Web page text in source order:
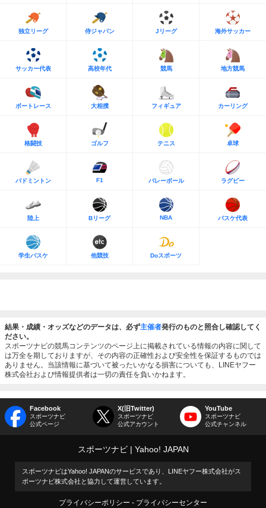
独立リーグ 侍ジャパン Jリーグ 海外サッカー
サッカー代表 高校年代 競馬 地方競馬
ボートレース 大相撲 フィギュア カーリング
格闘技 ゴルフ テニス 卓球
バドミントン F1 バレーボール ラグビー
陸上 Bリーグ NBA バスケ代表
学生バスケ 他競技 Doスポーツ
結果・成績・オッズなどのデータは、必ず主催者発行のものと照合し確認してく
ださい。
スポーツナビの競馬コンテンツのページ上に掲載されている情報の内容に関して
は万全を期しておりますが、その内容の正確性および安全性を保証するものでは
ありません。当該情報に基づいて被ったいかなる損害についても、LINEヤフー
株式会社および情報提供者は一切の責任を負いかねます。
Facebook
スポーツナビ
公式ページ
X(旧Twitter)
スポーツナビ
公式アカウント
YouTube
スポーツナビ
公式チャンネル
スポーツナビ Yahoo! JAPAN
スポーツナビはYahoo! JAPANのサービスであり、LINEヤフー株式会社がス
ポーツナビ株式会社と協力して運営しています。
プライバシーポリシー プライバシーセンター